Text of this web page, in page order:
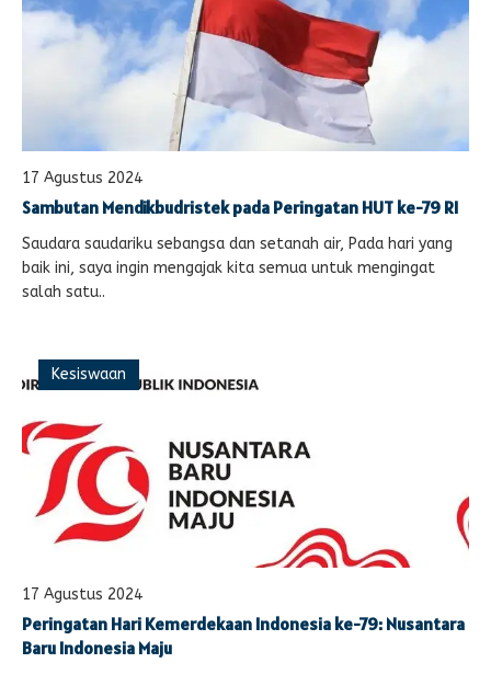
17 Agustus 2024
Sambutan Mendikbudristek pada Peringatan HUT ke-79 RI
Saudara saudariku sebangsa dan setanah air, Pada hari yang
baik ini, saya ingin mengajak kita semua untuk mengingat
salah satu..
Kesiswaan
17 Agustus 2024
Peringatan Hari Kemerdekaan Indonesia ke-79: Nusantara
Baru Indonesia Maju